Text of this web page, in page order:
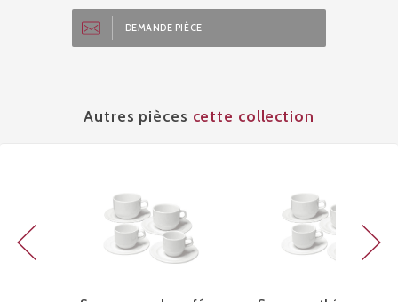
DEMANDE PIÈCE
Autres pièces cette collection